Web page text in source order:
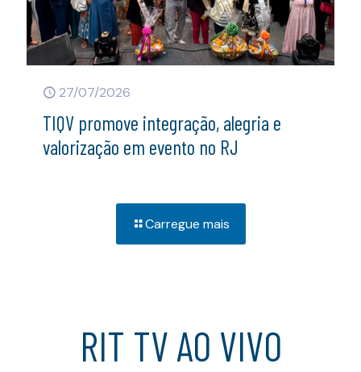
27/07/2026
TIQV promove integração, alegria e
valorização em evento no RJ
Carregue mais
RIT TV AO VIVO